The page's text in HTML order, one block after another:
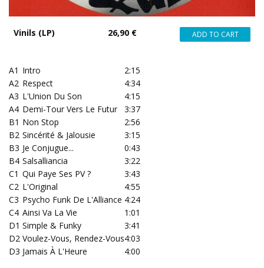
Vinils (LP) 26,90 €
A1 Intro
2:15
A2 Respect
4:34
A3 L'Union Du Son
4:15
A4 Demi-Tour Vers Le Futur
3:37
B1 Non Stop
2:56
B2 Sincérité & Jalousie
3:15
B3 Je Conjugue...
0:43
B4 Salsalliancia
3:22
C1 Qui Paye Ses PV ?
3:43
C2 L'Original
4:55
C3 Psycho Funk De L'Alliance 4:24
C4 Ainsi Va La Vie
1:01
D1 Simple & Funky
3:41
D2 Voulez-Vous, Rendez-Vous4:03
D3 Jamais À L'Heure 4:00